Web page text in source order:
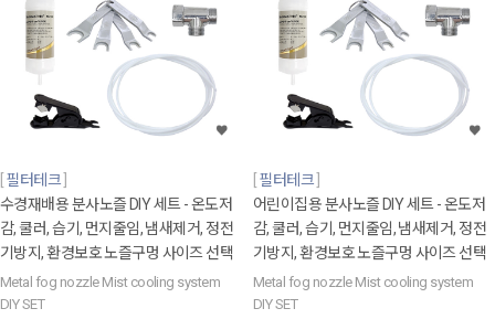
필터테크
수경재배용 분사노즐 DIY 세트 - 온도저
감, 쿨러, 습기, 먼지줄임, 냄새제거, 정전
기방지, 환경보호 노즐구멍 사이즈 선택
Metal fog nozzle Mist cooling system
DIY SET
필터테크
어린이집용 분사노즐 DIY 세트 - 온도저
감, 쿨러, 습기, 먼지줄임, 냄새제거, 정전
기방지, 환경보호 노즐구멍 사이즈 선택
Metal fog nozzle Mist cooling system
DIY SET